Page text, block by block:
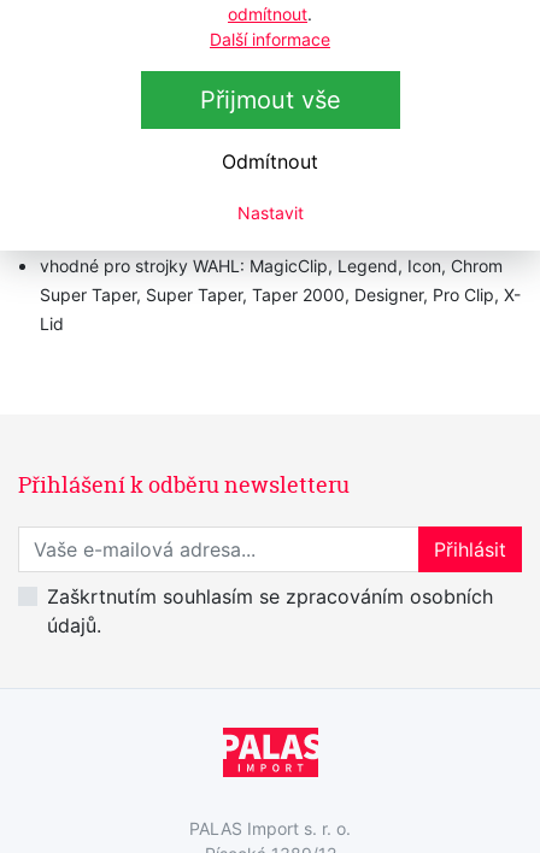
odmítnout.
Další informace
Přijmout vše
Odmítnout
Nastavit
Technická data
vhodné pro strojky WAHL: MagicClip, Legend, Icon, Chrom
Super Taper, Super Taper, Taper 2000, Designer, Pro Clip, X-
Lid
Přihlášení k odběru newsletteru
Přihlaste se k odběru novinek
Přihlásit
Zaškrtnutím souhlasím se zpracováním osobních
údajů.
PALAS Import s. r. o.